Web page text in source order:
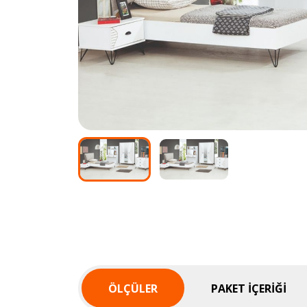
ÖLÇÜLER PAKET İÇERIĞI